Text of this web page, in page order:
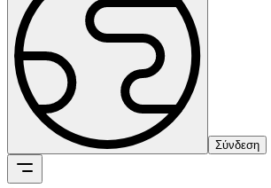
Σύνδεση